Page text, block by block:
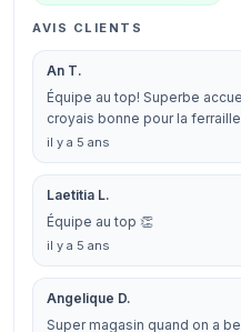
AVIS CLIENTS
An T.
Équipe au top! Superbe
croyais bonne pour la
il y a 5 ans
Laetitia L.
Équipe au top 👏
il y a 5 ans
Angelique D.
Super magasin quand on a